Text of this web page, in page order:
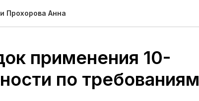
Прохорова Анна
применения 10-
по требованиям